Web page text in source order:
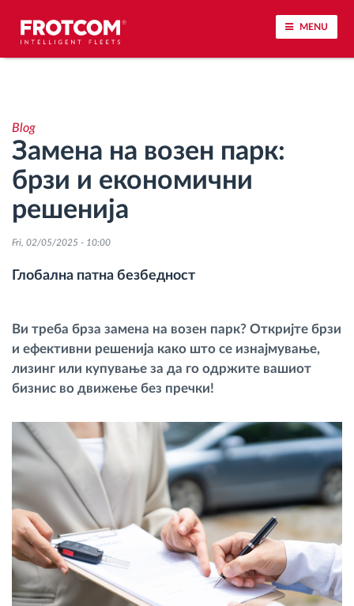
MENU
Анализа на возачкото однесување
Следење на времетраењето на возењето
Управување со работната сила
датотеки
Контрола на пристап
Управување со горивото
Автоматска идентификација на возачите
Откријте ги сите можности
Како ја решаваме
Blog
Замена на возен парк:
брзи и економични
решенија
Fri, 02/05/2025 - 10:00
Глобална патна безбедност
Ви треба брза замена на возен парк? Откријте брзи
и ефективни решенија како што се изнајмување,
лизинг или купување за да го одржите вашиот
бизнис во движење без пречки!